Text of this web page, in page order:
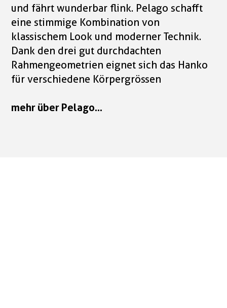
und fährt wunderbar flink. Pelago schafft
eine stimmige Kombination von
klassischem Look und moderner Technik.
Dank den drei gut durchdachten
Rahmengeometrien eignet sich das Hanko
für verschiedene Körpergrössen
mehr über Pelago...